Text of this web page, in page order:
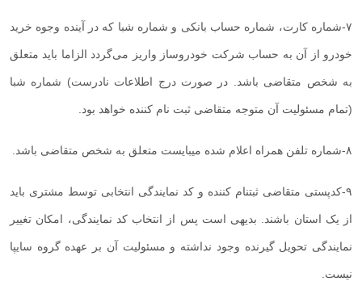
۷-شماره کارت، شماره حساب بانکی و شماره شبا که در آینده وجوه خرید
خودرو از آن به حساب شرکت خودروساز واریز می‌گردد الزاما باید متعلق
به شخص متقاضی باشد. در صورت درج اطلاعات نادرست) شماره شبا
(تمام مسئولیت آن متوجه متقاضی ثبت نام کننده خواهد بود
۸-شماره تلفن همراه اعلام شده میبایست متعلق به شخص متقاضی باشد
۹-کدپستی متقاضی ثبتنام کننده و کد نمایندگی انتخابی توسط مشتری باید
از یک استان باشند. بدیهی است پس از انتخاب کد نمایندگی، امکان تغییر
نمایندگی تحویل گیرنده وجود نداشته و مسئولیت آن بر عهده گروه سایپا
نیست